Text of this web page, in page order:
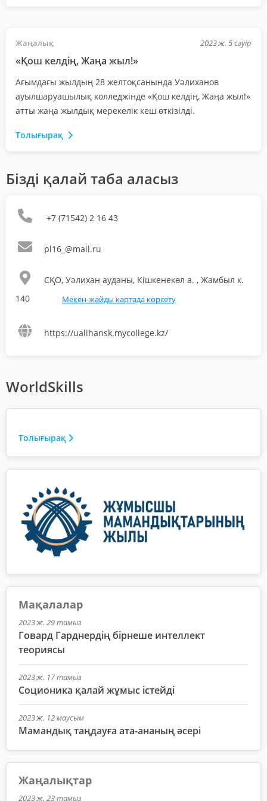
Жаңалық 2023 ж. 5 сәуір
«Қош келдің, Жаңа жыл!»
Ағымдағы жылдың 28 желтоқсанында Уәлиханов
ауылшаруашылық колледжінде «Қош келдің, Жаңа жыл!»
атты жаңа жылдық мерекелік кеш өткізілді.
Толығырақ
Бізді қалай таба аласыз
+7 (71542) 2 16 43
pl16_@mail.ru
СҚО, Уәлихан ауданы, Кішкенекөл а. , Жамбыл к.
140
Мекен-жайды картада көрсету
https://ualihansk.mycollege.kz/
WorldSkills
Толығырақ
Мақалалар
2023 ж. 29 тамыз
Говард Гарднердің бірнеше интеллект
теориясы
2023 ж. 17 тамыз
Соционика қалай жұмыс істейді
2023 ж. 12 маусым
Мамандық таңдауға ата-ананың әсері
Жаңалықтар
2023 ж. 23 тамыз